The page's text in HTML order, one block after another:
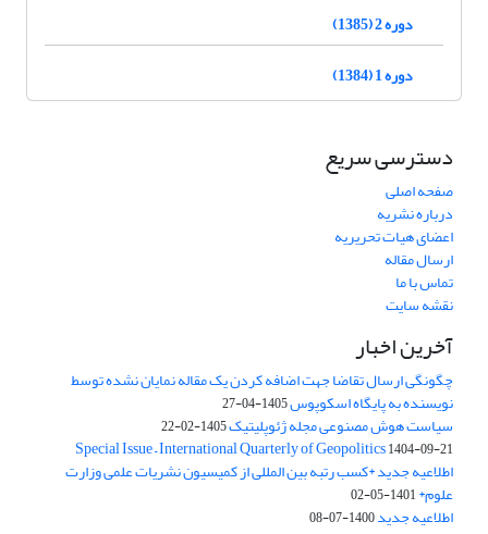
دوره 2 (1385)
دوره 1 (1384)
دسترسی سریع
صفحه اصلی
درباره نشریه
اعضای هیات تحریریه
ارسال مقاله
تماس با ما
نقشه سایت
آخرین اخبار
چگونگی ارسال تقاضا جهت اضافه کردن یک مقاله نمایان نشده توسط
نویسنده به پایگاه اسکوپوس1405-04-27
سیاست هوش مصنوعی مجله ژئوپلیتیک1405-02-22
Special Issue – International Quarterly of Geopolitics1404-09-21
اطلاعیه جدید *کسب رتبه بین المللی از کمیسیون نشریات علمی وزارت
علوم*1401-05-02
اطلاعیه جدید1400-07-08